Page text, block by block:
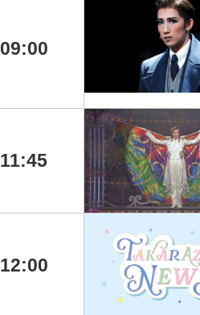
09:00
11:45
12:00